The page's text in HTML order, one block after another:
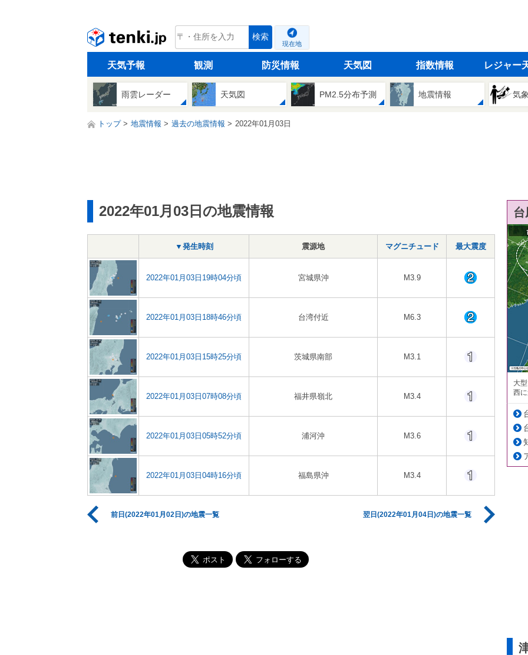
tenki.jp 検索
現在地
天気予報 観測 防災情報 天気図 指数情報 レジャー
雨雲レーダー 天気図 PM2.5分布予測 地震情報 気
トップ 地震情報 過去の地震情報 2022年01月03日
2022年01月03日の地震情報
▼発生時刻 震源地 マグニチュード 最大震度
2022年01月03日19時04分頃 宮城県沖 M3.9
2022年01月03日18時46分頃 台湾付近 M6.3
2022年01月03日15時25分頃 茨城県南部 M3.1
2022年01月03日07時08分頃 福井県嶺北 M3.4
2022年01月03日05時52分頃 浦河沖 M3.6
2022年01月03日04時16分頃 福島県沖 M3.4
前日(2022年01月02日)の地震一覧 翌日(2022年01月04日)の地震一覧
大
西